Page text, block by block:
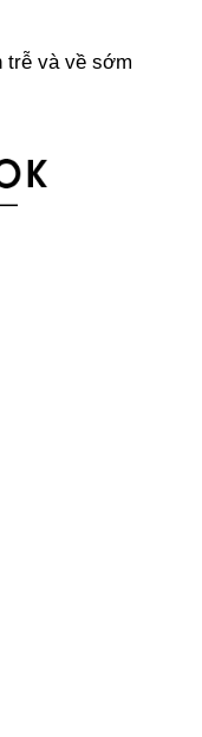
trễ và về sớm